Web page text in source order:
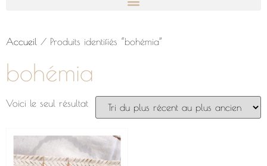
Accueil / Produits identifiés “bohémia”
bohémia
Voici le seul résultat